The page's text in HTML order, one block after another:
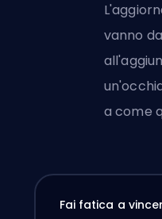
vanno
a come
Fai fatica a